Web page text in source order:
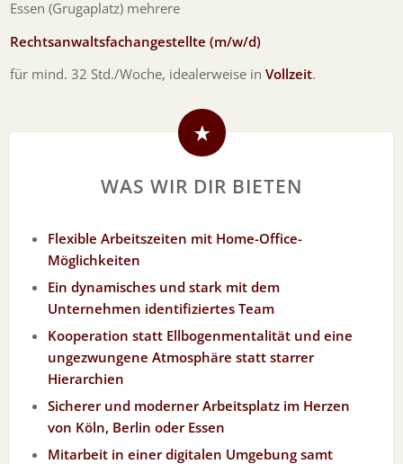
Essen (Grugaplatz) mehrere
Rechtsanwaltsfachangestellte (m/w/d)
für mind. 32 Std./Woche, idealerweise inVollzeit.
WAS WIR DIR BIETEN
Flexible Arbeitszeiten mit Home-Office-
Möglichkeiten
Ein dynamisches und stark mit dem
Unternehmen identifiziertes Team
Kooperation statt Ellbogenmentalität und eine
ungezwungene Atmosphäre statt starrer
Hierarchien
Sicherer und moderner Arbeitsplatz im Herzen
von Köln, Berlin oder Essen
Mitarbeit in einer digitalen Umgebung samt